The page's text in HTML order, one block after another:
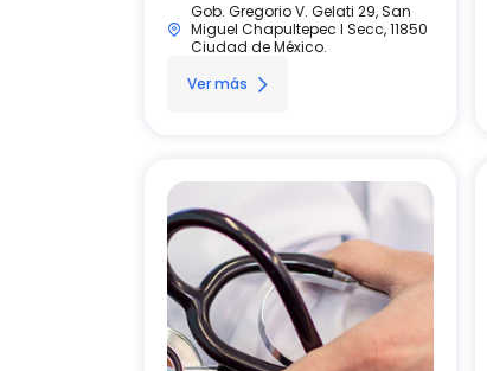
Gob. Gregorio V. Gelati 29, San
Miguel Chapultepec I Secc, 11850
Ciudad de México.
Ver más